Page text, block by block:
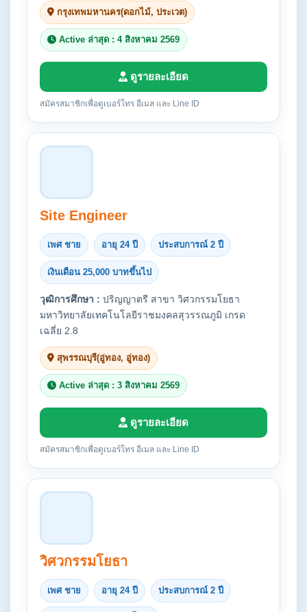
กรุงเทพมหานคร(ดอกไม้, ประเวต)
Active ล่าสุด : 4 สิงหาคม 2569
ดูรายละเอียด
สมัครสมาชิกเพื่อดูเบอร์โทร อีเมล และ Line ID
Site Engineer
เพศ ชาย อายุ 24 ปี ประสบการณ์ 2 ปี
เงินเดือน 25,000 บาทขึ้นไป
วุฒิการศึกษา : ปริญญาตรี สาขา วิศวกรรมโยธา
มหาวิทยาลัยเทคโนโลยีราชมงคลสุวรรณภูมิ เกรด
เฉลี่ย 2.8
สุพรรณบุรี(อู่ทอง, อู่ทอง)
Active ล่าสุด : 3 สิงหาคม 2569
ดูรายละเอียด
สมัครสมาชิกเพื่อดูเบอร์โทร อีเมล และ Line ID
วิศวกรรมโยธา
เพศ ชาย อายุ 24 ปี ประสบการณ์ 2 ปี